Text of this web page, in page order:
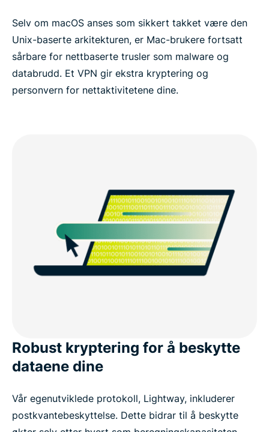
Selv om macOS anses som sikkert takket være den
Unix-baserte arkitekturen, er Mac-brukere fortsatt
sårbare for nettbaserte trusler som malware og
databrudd. Et VPN gir ekstra kryptering og
personvern for nettaktivitetene dine.
Robust kryptering for å beskytte
dataene dine
Vår egenutviklede protokoll, Lightway, inkluderer
postkvantebeskyttelse. Dette bidrar til å beskytte